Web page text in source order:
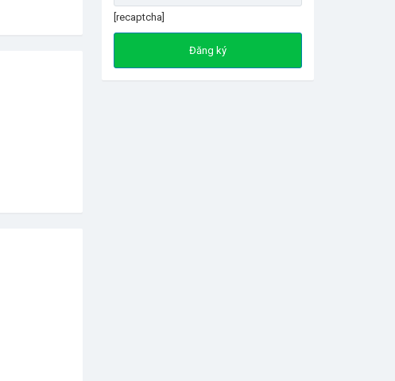
[recaptcha]